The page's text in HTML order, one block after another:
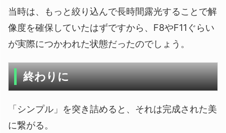
当時は、もっと絞り込んで長時間露光することで解
像度を確保していたはずですから、F8やF11ぐらい
が実際につかわれた状態だったのでしょう。
終わりに
「シンプル」を突き詰めると、それは完成された美
に繋がる。